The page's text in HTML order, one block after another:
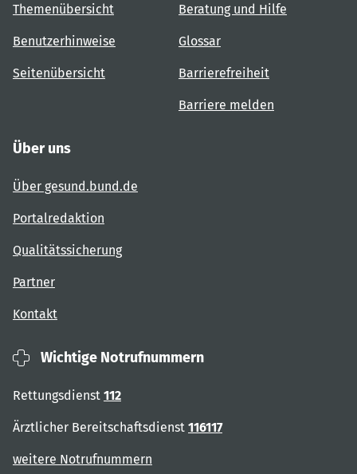
Themenübersicht
Benutzerhinweise
Seitenübersicht
Beratung und Hilfe
Glossar
Barrierefreiheit
Barriere melden
Über uns
Über gesund.bund.de
Portalredaktion
Qualitätssicherung
Partner
Kontakt
Wichtige Notrufnummern
Rettungsdienst 112
Ärztlicher Bereitschaftsdienst 116117
weitere Notrufnummern